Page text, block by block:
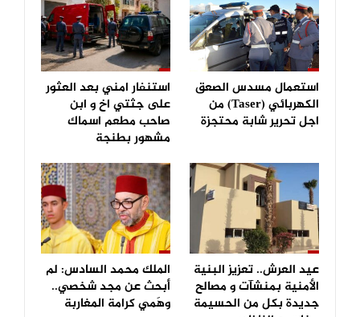
استعمال مسدس الصعق
الكهربائي (Taser) من
اجل تحرير شابة محتجزة
استنفار امني بعد العثور
على جثتي اخ و ابن
صاحب مطعم اسماك
مشهور بطنجة
عيد العرش.. تعزيز البنية
الأمنية بمنشآت و مصالح
جديدة بكل من الحسيمة
الملك محمد السادس: لم
أبحث عن مجد شخصي..
وهَمي كرامة المغاربة